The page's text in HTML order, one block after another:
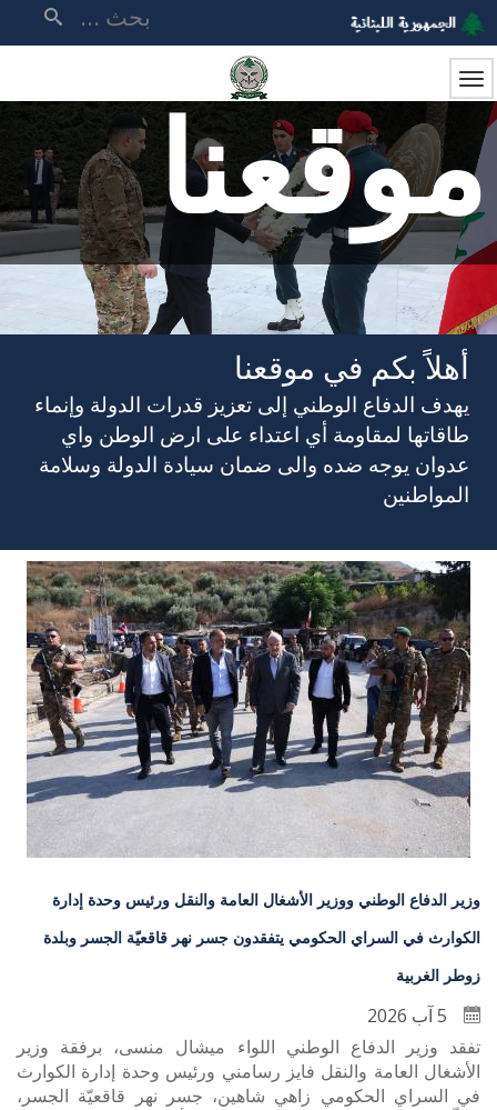
تجاوز
إلى
المحتوى
الرئيسي
موقعنا
أهلاً بكم في موقعنا
يهدف الدفاع الوطني إلى تعزيز قدرات الدولة وإنماء
طاقاتها لمقاومة أي اعتداء على ارض الوطن واي
عدوان يوجه ضده والى ضمان سيادة الدولة وسلامة
المواطنين
وزير الدفاع الوطني ووزير الأشغال العامة والنقل ورئيس وحدة إدارة
الكوارث في السراي الحكومي يتفقدون جسر نهر قاقعيّة الجسر وبلدة
زوطر الغربية
تفقد وزير الدفاع الوطني اللواء ميشال منسى، برفقة وزير
الأشغال العامة والنقل فايز رسامني ورئيس وحدة إدارة الكوارث
في السراي الحكومي زاهي شاهين، جسر نهر قاقعيّة الجسر،